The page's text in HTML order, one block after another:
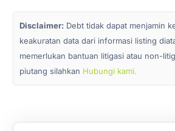
Disclaimer: Debt tidak dapat menjamin
keakuratan data dari informasi listing
memerlukan bantuan litigasi atau non-
piutang silahkan Hubungi kami.